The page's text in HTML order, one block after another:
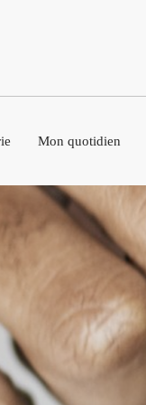
Mon quotidien